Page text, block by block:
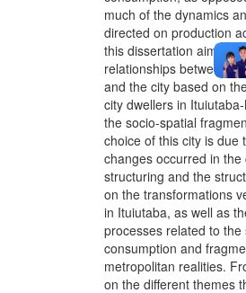
much of the dynamics
directed on production
this dissertation aims to
relationships between
and the city based on
city dwellers in
the socio-spatial
choice of this city is due
changes occurred in
structuring and the
on the transformations
in Ituiutaba, as well as
processes related to
consumption and
metropolitan realities.
on the different themes